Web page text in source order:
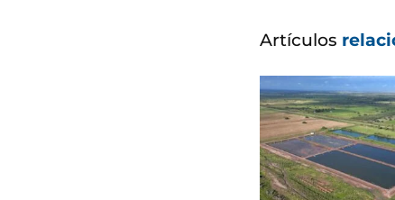
Artículos